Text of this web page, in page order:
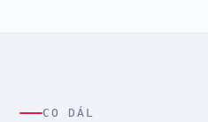
CO DÁL